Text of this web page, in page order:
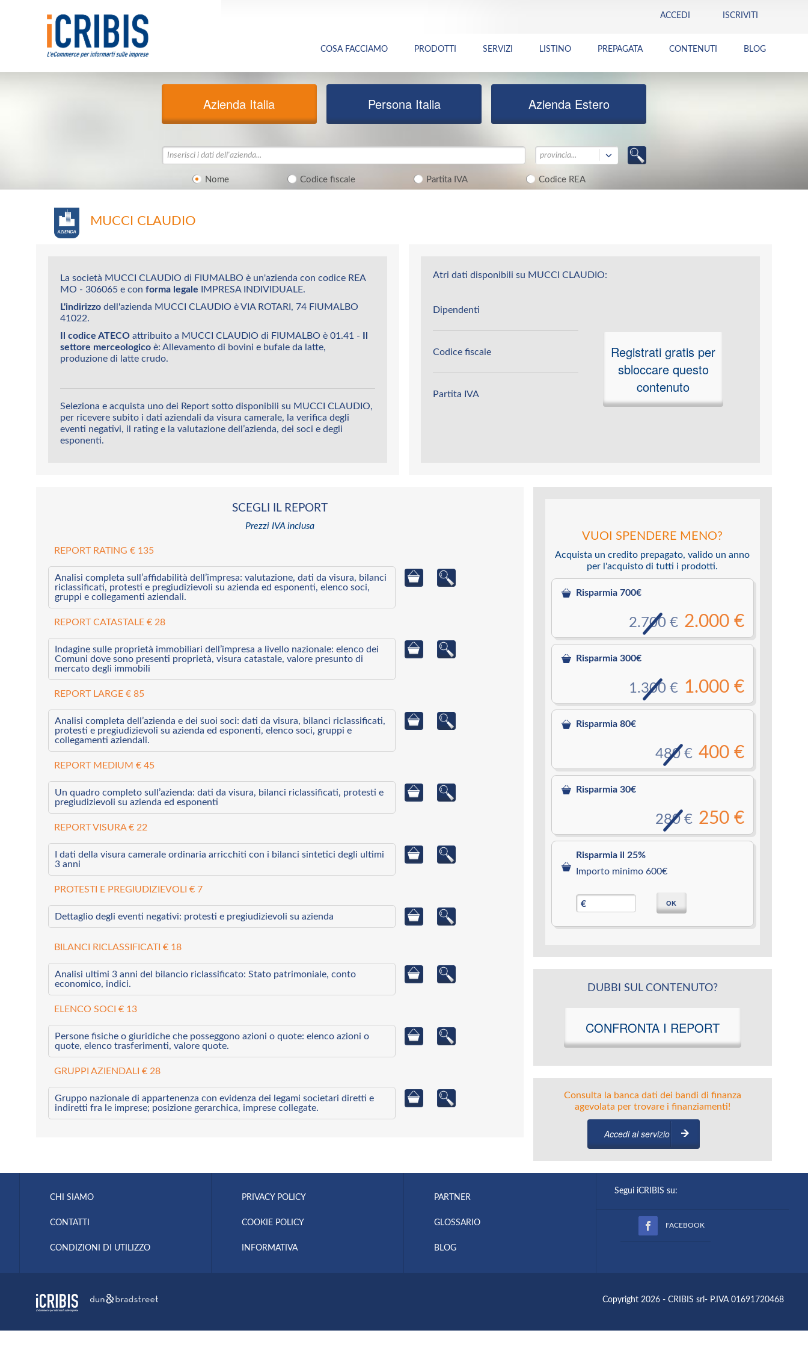
ACCEDI ISCRIVITI
COSA FACCIAMO PRODOTTI SERVIZI LISTINO PREPAGATA CONTENUTI BLOG
Azienda Italia Persona Italia Azienda Estero
Nome Codice fiscale Partita IVA Codice REA
provincia...
MUCCI CLAUDIO
La società MUCCI CLAUDIO di FIUMALBO è un'azienda con codice REA
MO - 306065 e con forma legale IMPRESA INDIVIDUALE.
L'indirizzo dell'azienda MUCCI CLAUDIO è VIA ROTARI, 74 FIUMALBO
41022.
Il codice ATECO attribuito a MUCCI CLAUDIO di FIUMALBO è 01.41 -
settore merceologico è: Allevamento di bovini e bufale da latte,
produzione di latte crudo.
Seleziona e acquista uno dei Report sotto disponibili su MUCCI CLAUDIO,
per ricevere subito i dati aziendali da visura camerale, la verifica degli
eventi negativi, il rating e la valutazione dell’azienda, dei soci e degli
esponenti.
Atri dati disponibili su MUCCI CLAUDIO:
Dipendenti
Codice fiscale
Partita IVA
Registrati gratis per
sbloccare questo
contenuto
SCEGLI IL REPORT
Prezzi IVA inclusa
REPORT RATING € 135
Analisi completa sull’affidabilità dell’impresa: valutazione, dati da visura, bilanci
riclassificati, protesti e pregiudizievoli su azienda ed esponenti, elenco soci,
gruppi e collegamenti aziendali.
REPORT CATASTALE € 28
Indagine sulle proprietà immobiliari dell’impresa a livello nazionale: elenco dei
Comuni dove sono presenti proprietà, visura catastale, valore presunto di
mercato degli immobili
REPORT LARGE € 85
Analisi completa dell’azienda e dei suoi soci: dati da visura, bilanci riclassificati,
protesti e pregiudizievoli su azienda ed esponenti, elenco soci, gruppi e
collegamenti aziendali.
REPORT MEDIUM € 45
Un quadro completo sull’azienda: dati da visura, bilanci riclassificati, protesti e
pregiudizievoli su azienda ed esponenti
REPORT VISURA € 22
I dati della visura camerale ordinaria arricchiti con i bilanci sintetici degli ultimi
3 anni
PROTESTI E PREGIUDIZIEVOLI € 7
Dettaglio degli eventi negativi: protesti e pregiudizievoli su azienda
BILANCI RICLASSIFICATI € 18
Analisi ultimi 3 anni del bilancio riclassificato: Stato patrimoniale, conto
economico, indici.
ELENCO SOCI € 13
Persone fisiche o giuridiche che posseggono azioni o quote: elenco azioni o
quote, elenco trasferimenti, valore quote.
GRUPPI AZIENDALI € 28
Gruppo nazionale di appartenenza con evidenza dei legami societari diretti e
indiretti fra le imprese; posizione gerarchica, imprese collegate.
VUOI SPENDERE MENO?
Acquista un credito prepagato, valido un anno
per l'acquisto di tutti i prodotti.
Risparmia 700€
2.000 €
2.700 €
Risparmia 300€
1.000 €
1.300 €
Risparmia 80€
400 €
480 €
Risparmia 30€
250 €
280 €
Risparmia il 25%
Importo minimo 600€
€ OK
DUBBI SUL CONTENUTO?
CONFRONTA I REPORT
Consulta la banca dati dei bandi di finanza
agevolata per trovare i finanziamenti!
Accedi al servizio
CHI SIAMO
CONTATTI
CONDIZIONI DI UTILIZZO
PRIVACY POLICY
COOKIE POLICY
INFORMATIVA
PARTNER
GLOSSARIO
BLOG
Segui iCRIBIS su:
FACEBOOK
Copyright 2026 - CRIBIS srl- P.IVA 01691720468